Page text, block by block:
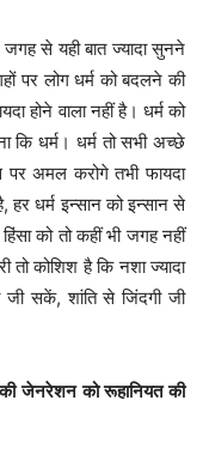
से यही बात ज्यादा सुनने
पर लोग धर्म को बदलने की
होने वाला नहीं है। धर्म को
कि धर्म। धर्म तो सभी अच्छे
अमल करोगे तभी फायदा
हर धर्म इन्सान को इन्सान से
को तो कहीं भी जगह नहीं
तो कोशिश है कि नशा ज्यादा
सकें, शांति से जिंदगी जी
जेनरेशन को रूहानियत की